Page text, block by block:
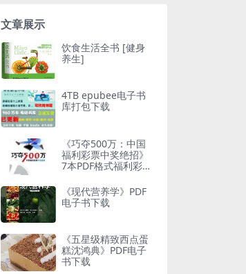
文章展示
饮食生活全书 [健身
养生]
4TB epubee电子书
库打包下载
《巧夺500万：中国
福利彩票中奖绝招》
7本PDF格式福利彩票
6MB
《现代营养学》PDF
电子书下载
《五星级精致西点蛋
糕沈鸿典》PDF电子
书下载